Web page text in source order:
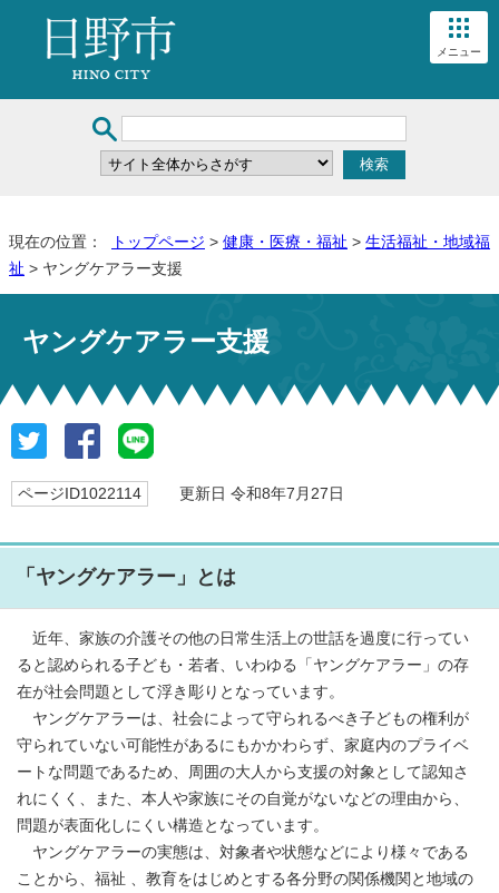
メニュー
現在の位置： トップページ > 健康・医療・福祉 > 生活福祉・地域福
祉 > ヤングケアラー支援
ヤングケアラー支援
ページID1022114 更新日 令和8年7月27日
「ヤングケアラー」とは
近年、家族の介護その他の日常生活上の世話を過度に行ってい
ると認められる子ども・若者、いわゆる「ヤングケアラー」の存
在が社会問題として浮き彫りとなっています。
ヤングケアラーは、社会によって守られるべき子どもの権利が
守られていない可能性があるにもかかわらず、家庭内のプライベ
ートな問題であるため、周囲の大人から支援の対象として認知さ
れにくく、また、本人や家族にその自覚がないなどの理由から、
問題が表面化しにくい構造となっています。
ヤングケアラーの実態は、対象者や状態などにより様々である
ことから、福祉 、教育をはじめとする各分野の関係機関と地域の